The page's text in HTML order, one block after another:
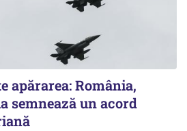
apărarea: România,
semnează un acord